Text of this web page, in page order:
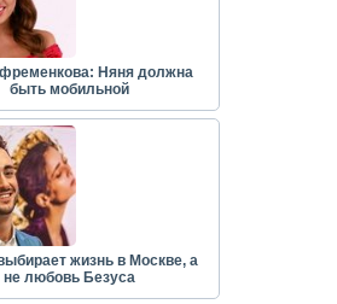
Няня должна
быть мобильной
жизнь в Москве, а
не любовь Безуса